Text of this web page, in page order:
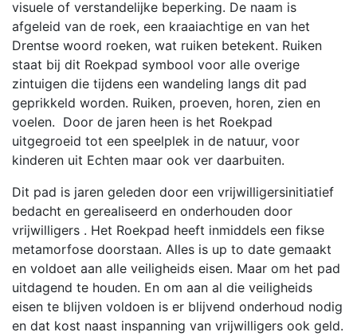
visuele of verstandelijke beperking. De naam is
afgeleid van de roek, een kraaiachtige en van het
Drentse woord roeken, wat ruiken betekent. Ruiken
staat bij dit Roekpad symbool voor alle overige
zintuigen die tijdens een wandeling langs dit pad
geprikkeld worden. Ruiken, proeven, horen, zien en
voelen. Door de jaren heen is het Roekpad
uitgegroeid tot een speelplek in de natuur, voor
kinderen uit Echten maar ook ver daarbuiten.
Dit pad is jaren geleden door een vrijwilligersinitiatief
bedacht en gerealiseerd en onderhouden door
vrijwilligers . Het Roekpad heeft inmiddels een fikse
metamorfose doorstaan. Alles is up to date gemaakt
en voldoet aan alle veiligheids eisen. Maar om het pad
uitdagend te houden. En om aan al die veiligheids
eisen te blijven voldoen is er blijvend onderhoud nodig
en dat kost naast inspanning van vrijwilligers ook geld.